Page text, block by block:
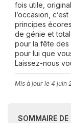
fois utile,
l’occasion,
principes
de génie et
pour la fête des
pour lui que
Laissez-nous
Mis à jour le 4 juin
SOMMAIRE DE